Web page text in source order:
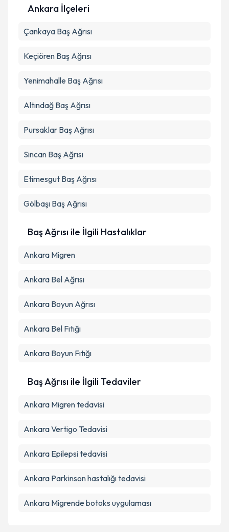
Metni'ni okudum ve kişisel verilerimin belirtilen
kapsamda işlenmesini kabul ediyorum.
Ankara İlçeleri
Çankaya Baş Ağrısı
Keçiören Baş Ağrısı
Yenimahalle Baş Ağrısı
Altındağ Baş Ağrısı
Pursaklar Baş Ağrısı
Sincan Baş Ağrısı
Etimesgut Baş Ağrısı
Gölbaşı Baş Ağrısı
Baş Ağrısı ile İlgili Hastalıklar
Ankara Migren
Ankara Bel Ağrısı
Ankara Boyun Ağrısı
Ankara Bel Fıtığı
Ankara Boyun Fıtığı
Baş Ağrısı ile İlgili Tedaviler
Ankara Migren tedavisi
Ankara Vertigo Tedavisi
Ankara Epilepsi tedavisi
Ankara Parkinson hastalığı tedavisi
Ankara Migrende botoks uygulaması